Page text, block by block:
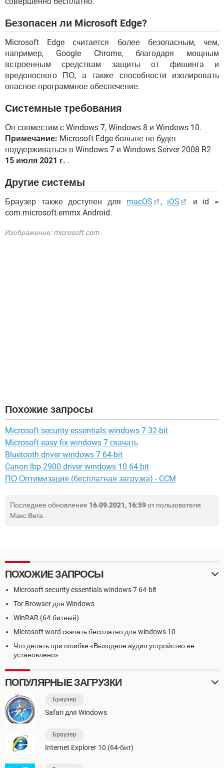
Безопасен ли Microsoft Edge?
Microsoft Edge считается более безопасным, чем,
например, Google Chrome, благодаря мощным
встроенным средствам защиты от фишинга и
вредоносного ПО, а также способности изолировать
опасное программное обеспечение.
Системные требования
Он совместим с Windows 7, Windows 8 и Windows 10.
Примечание: Microsoft Edge больше не будет
поддерживаться в Windows 7 и Windows Server 2008 R2
15 июля 2021 г. .
Другие системы
Браузер также доступен для macOS , iOS
и id =
com.microsoft.emmx Android.
Изображение: microsoft.com
Похожие запросы
Microsoft security essentials windows 7 32-bit
Microsoft easy fix windows 7 скачать
Bluetooth driver windows 7 64-bit
Canon lbp 2900 driver windows 10 64 bit
ПО Оптимизация (бесплатная загрузка) - CCM
Последнее обновление 16.09.2021, 16:59от пользователя
Макс Вега .
ПОХОЖИЕ ЗАПРОСЫ
Microsoft security essentials windows 7 64-bit
Tor Browser для Windows
WinRAR (64-битный)
Microsoft word скачать бесплатно для windows 10
Что делать при ошибке «Выходное аудио устройство не
установлено»
ПОПУЛЯРНЫЕ ЗАГРУЗКИ
Браузер
Safari для Windows
Браузер
Internet Explorer 10 (64-бит)